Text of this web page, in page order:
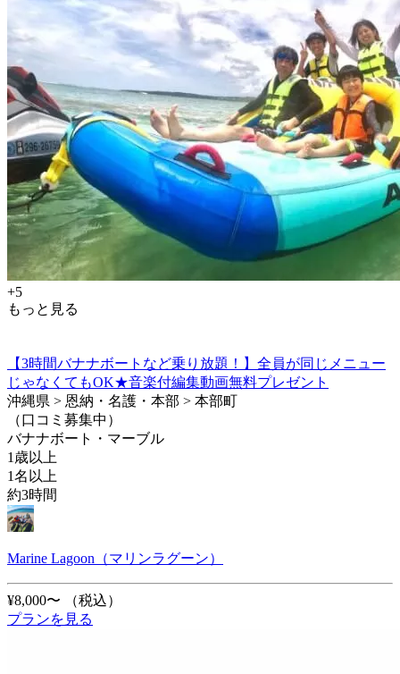
+5
もっと見る
【3時間バナナボートなど乗り放題！】全員が同じメニュー
じゃなくてもOK★音楽付編集動画無料プレゼント
沖縄県 > 恩納・名護・本部 > 本部町
（口コミ募集中）
バナナボート・マーブル
1歳以上
1名以上
約3時間
Marine Lagoon（マリンラグーン）
¥8,000〜
（税込）
プランを見る